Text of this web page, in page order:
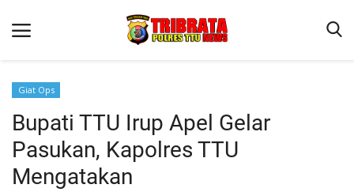
Beranda
Terms & Conditions
Reskrim
Giat Ops
Bupati TTU Irup Apel Gelar
Pasukan, Kapolres TTU
Mengatakan